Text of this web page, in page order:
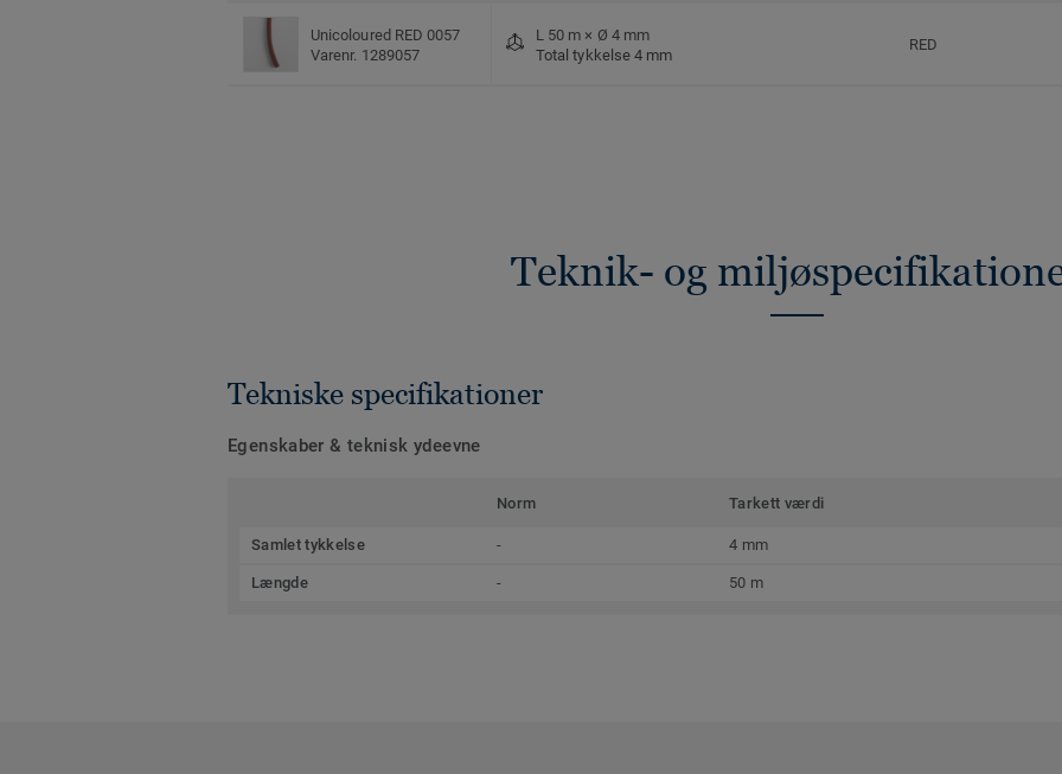
Unicoloured RED 0057
Varenr. 1289057
L 50 m × Ø 4 mm
Total tykkelse 4 mm
RED
Teknik- og
Tekniske specifikationer
Egenskaber & teknisk ydeevne
Norm Tarkett værdi
Samlet tykkelse - 4 mm
Længde - 50 m